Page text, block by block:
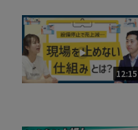
12:15